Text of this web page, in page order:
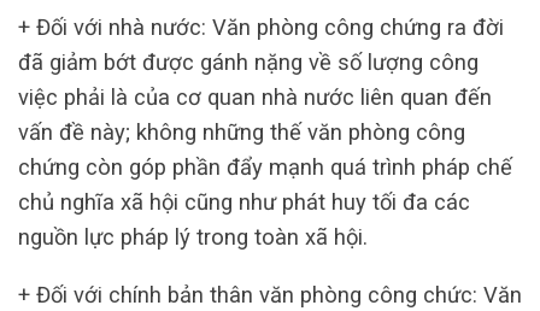
+ Đối với nhà nước: Văn phòng công chứng ra đời
đã giảm bớt được gánh nặng về số lượng công
việc phải là của cơ quan nhà nước liên quan đến
vấn đề này; không những thế văn phòng công
chứng còn góp phần đẩy mạnh quá trình pháp chế
chủ nghĩa xã hội cũng như phát huy tối đa các
nguồn lực pháp lý trong toàn xã hội.
+ Đối với chính bản thân văn phòng công chức: Văn